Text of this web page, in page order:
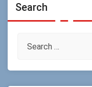
Search